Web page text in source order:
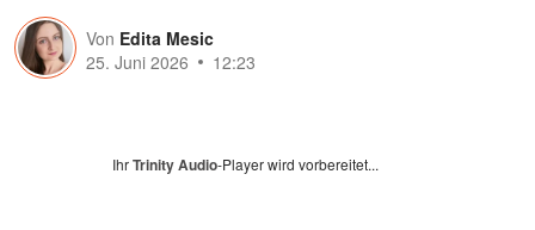
Von Edita Mesic
25. Juni 2026
12:23
IhrTrinity Audio-Player wird vorbereitet...